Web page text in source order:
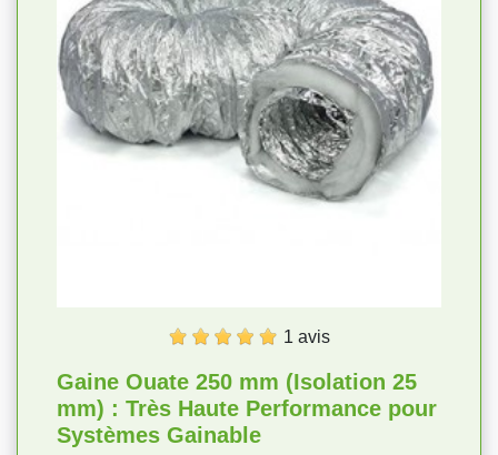
1 avis
Gaine Ouate 250 mm (Isolation 25
mm) : Très Haute Performance pour
Systèmes Gainable